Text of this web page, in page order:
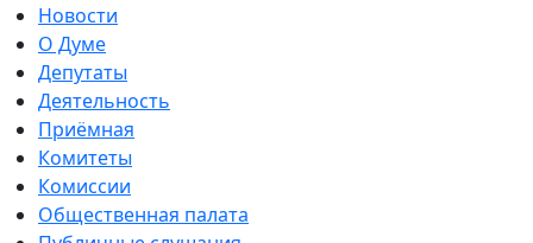
Новости
О Думе
Депутаты
Деятельность
Приёмная
Комитеты
Комиссии
Общественная палата